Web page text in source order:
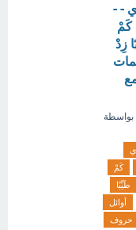
- -
كَمْ
زِدْ
بواسطة
كَمْ
طَيِّبًا
أوائل
حروف